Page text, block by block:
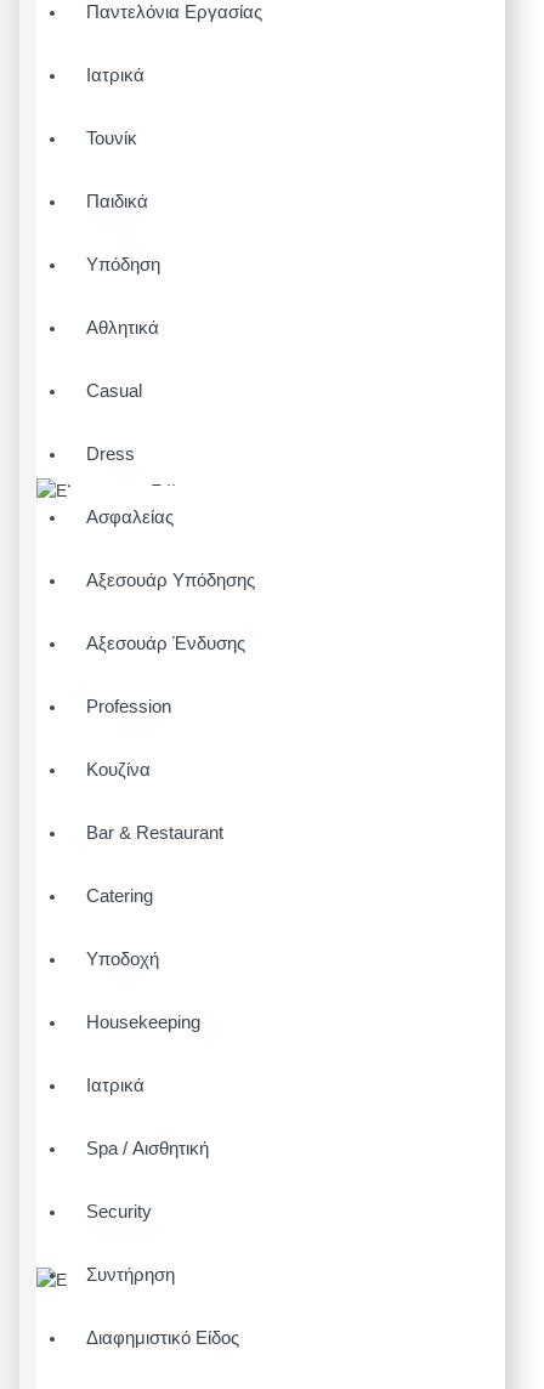
Παντελόνια Εργασίας
Ιατρικά
Τουνίκ
Παιδικά
Υπόδηση
Αθλητικά
Casual
Dress
Ασφαλείας
Αξεσουάρ Υπόδησης
Αξεσουάρ Ένδυσης
Profession
Κουζίνα
Bar & Restaurant
Catering
Υποδοχή
Housekeeping
Ιατρικά
Spa / Αισθητική
Security
Συντήρηση
Διαφημιστικό Είδος